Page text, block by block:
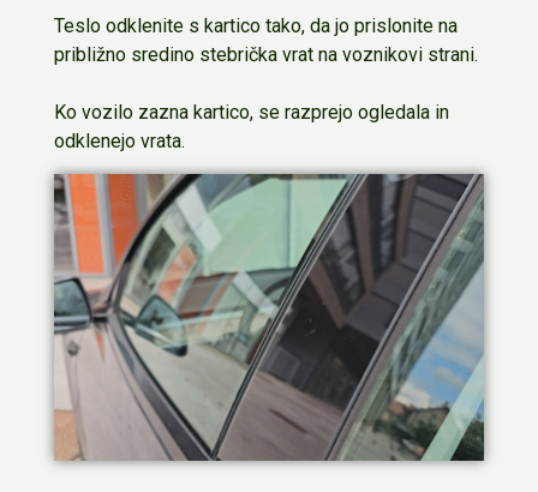
Teslo odklenite s kartico tako, da jo prislonite na
približno sredino stebrička vrat na voznikovi strani.
Ko vozilo zazna kartico, se razprejo ogledala in
odklenejo vrata.